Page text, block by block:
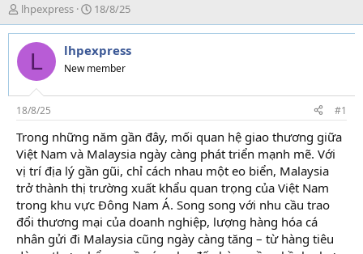
T
h
r
e
d
s
t
a
r
t
e
r
lhpexpress
N
g
à
y
g
i
18/8/25
L lhpexpress
New member
18/8/25 #1
Trong những năm gần đây, mối quan hệ giao thương giữa
Việt Nam và Malaysia ngày càng phát triển mạnh mẽ. Với
vị trí địa lý gần gũi, chỉ cách nhau một eo biển, Malaysia
trở thành thị trường xuất khẩu quan trọng của Việt Nam
trong khu vực Đông Nam Á. Song song với nhu cầu trao
đổi thương mại của doanh nghiệp, lượng hàng hóa cá
nhân gửi đi Malaysia cũng ngày càng tăng – từ hàng tiêu